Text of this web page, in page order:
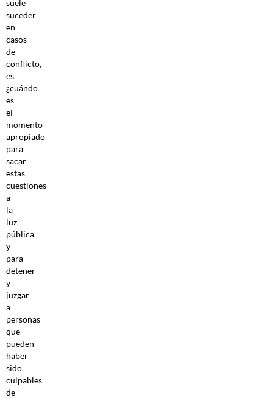
suele
suceder
en
casos
de
conflicto,
es
¿cuándo
es
el
momento
apropiado
para
sacar
estas
cuestiones
a
la
luz
pública
y
para
detener
y
juzgar
a
personas
que
pueden
haber
sido
culpables
de